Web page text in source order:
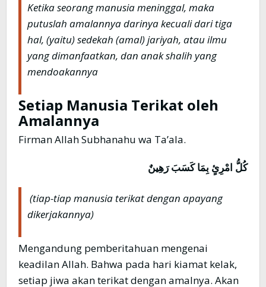
Ketika seorang manusia meninggal, maka
putuslah amalannya darinya kecuali dari tiga
hal, (yaitu) sedekah (amal) jariyah, atau ilmu
yang dimanfaatkan, dan anak shalih yang
mendoakannya
Setiap Manusia Terikat oleh
Amalannya
Firman Allah Subhanahu wa Ta’ala.
كُلُّ امْرِئٍ بِمَا كَسَبَ رَهِينٌ
(tiap-tiap manusia terikat dengan apayang
dikerjakannya)
Mengandung pemberitahuan mengenai
keadilan Allah. Bahwa pada hari kiamat kelak,
setiap jiwa akan terikat dengan amalnya. Akan